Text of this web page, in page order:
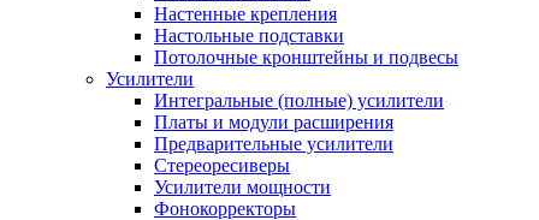
Настенные крепления
Настольные подставки
Потолочные кронштейны и подвесы
Усилители
Интегральные (полные) усилители
Платы и модули расширения
Предварительные усилители
Стереоресиверы
Усилители мощности
Фонокорректоры